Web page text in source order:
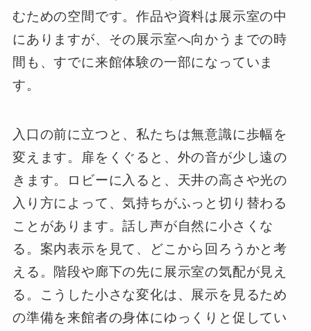
むための空間です。作品や資料は展示室の中
にありますが、その展示室へ向かうまでの時
間も、すでに来館体験の一部になっていま
す。
入口の前に立つと、私たちは無意識に歩幅を
変えます。扉をくぐると、外の音が少し遠の
きます。ロビーに入ると、天井の高さや光の
入り方によって、気持ちがふっと切り替わる
ことがあります。話し声が自然に小さくな
る。案内表示を見て、どこから回ろうかと考
える。階段や廊下の先に展示室の気配が見え
る。こうした小さな変化は、展示を見るため
の準備を来館者の身体にゆっくりと促してい